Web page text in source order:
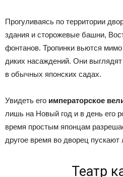
Прогуливаясь по территории
здания и сторожевые башни,
фонтанов. Тропинки вьются мимо
диких насаждений. Они
в обычных японских садах.
Увидеть его императорское
лишь на Новый год и в день его
время простым японцам
другое время во дворец
Театр